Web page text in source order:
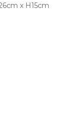
x H15cm